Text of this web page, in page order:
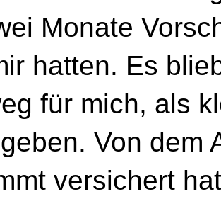
Monate
hatten. Es
für mich, als
Von dem
versichert